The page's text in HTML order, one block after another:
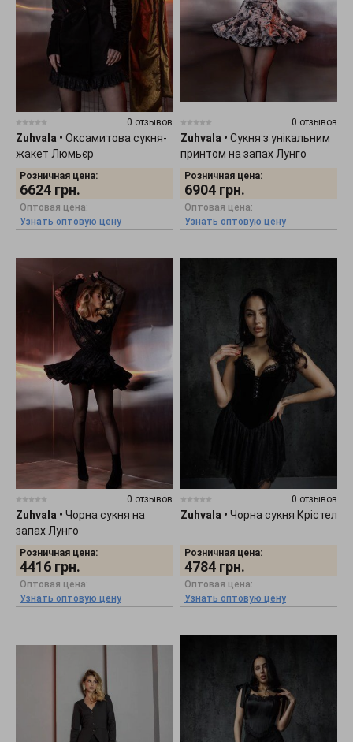
0 отзывов
Zuhvala • Оксамитова сукня-
жакет Люмьєр
Розничная цена:
6624 грн.
Оптовая цена:
Узнать оптовую цену
0 отзывов
Zuhvala • Сукня з унікальним
принтом на запах Лунго
повно
Розничная цена:
6904 грн.
Оптовая цена:
Узнать оптовую цену
0 отзывов
Zuhvala • Чорна сукня на
запах Лунго
Розничная цена:
4416 грн.
Оптовая цена:
Узнать оптовую цену
0 отзывов
Zuhvala • Чорна сукня Крістел
Розничная цена:
4784 грн.
Оптовая цена:
Узнать оптовую цену